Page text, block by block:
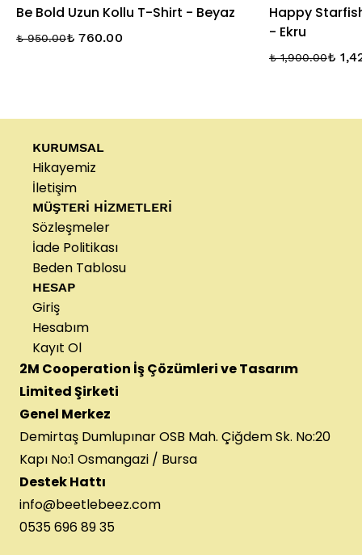
Be Bold Uzun Kollu T-Shirt - Beyaz
₺ 950.00₺ 760.00
Happy
- Ekru
₺ 1,900.00₺
KURUMSAL
Hikayemiz
İletişim
MÜŞTERİ HİZMETLERİ
Sözleşmeler
İade Politikası
Beden Tablosu
HESAP
Giriş
Hesabım
Kayıt Ol
2M Cooperation İş Çözümleri ve Tasarım
Limited Şirketi
Genel Merkez
Demirtaş Dumlupınar OSB Mah. Çiğdem Sk. No:20
Kapı No:1 Osmangazi / Bursa
Destek Hattı
info@beetlebeez.com
0535 696 89 35